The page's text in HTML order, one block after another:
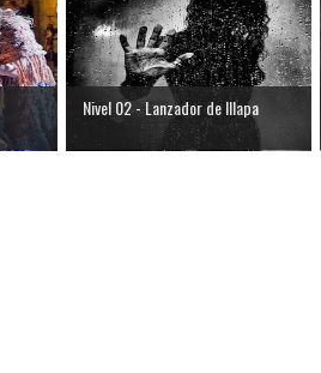
Nivel 02 - Lanzador de Illapa